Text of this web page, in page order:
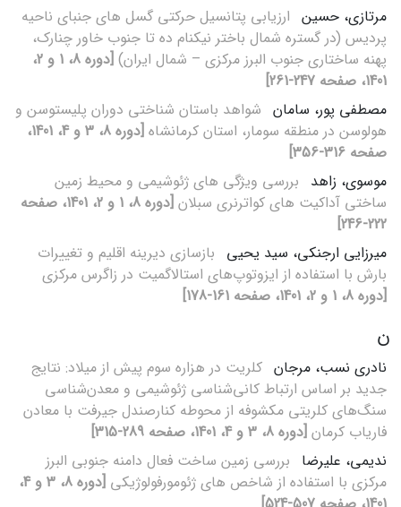
مرتازی، حسین ارزیابی پتانسیل حرکتی گسل های جنبای ناحیه
پردیس (در گستره شمال باختر نیکنام ده تا جنوب خاور چنارک،
پهنه ساختاری جنوب البرز مرکزی – شمال ایران)
[دوره 8، 1 و 2،
1401، صفحه 247-261]
مصطفی پور، سامان شواهد باستان شناختی دوران پلیستوسن و
هولوسن در منطقه سومار، استان کرمانشاه
[دوره 8، 3 و 4، 1401،
صفحه 316-356]
موسوی، زاهد بررسی ویژگی های ژئوشیمی و محیط زمین
ساختی آداکیت های کواترنری سبلان
[دوره 8، 1 و 2، 1401، صفحه
222-246]
میرزایی ارجنکی، سید یحیی بازسازی دیرینه اقلیم و تغییرات
بارش با استفاده از ایزوتوپ‌های استالاگمیت در زاگرس مرکزی
[دوره 8، 1 و 2، 1401، صفحه 161-178]
ن
نادری نسب، مرجان کلریت در هزاره سوم پیش از میلاد: نتایج
جدید بر اساس ارتباط کانی‌شناسی ژئو‌شیمی و معدن‌شناسی
سنگ‌های کلریتی مکشوفه از محوطه کنارصندل جیرفت با معادن
فاریاب کرمان [دوره 8، 3 و 4، 1401، صفحه 289-315]
ندیمی، علیرضا بررسی زمین ساخت فعال دامنه جنوبی البرز
مرکزی با استفاده از شاخص های ژئومورفولوژیکی
[دوره 8، 3 و 4،